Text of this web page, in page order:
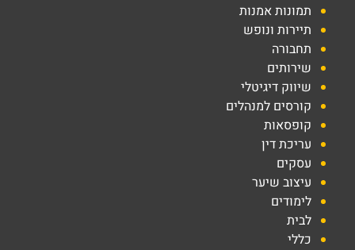
תמונות אמנות
תיירות ונופש
תחבורה
שירותים
שיווק דיגיטלי
קורסים למנהלים
קופסאות
עריכת דין
עסקים
עיצוב שיער
לימודים
לבית
כללי